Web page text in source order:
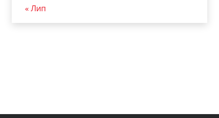
« Лип